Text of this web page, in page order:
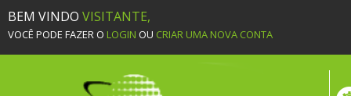
BEM VINDO VISITANTE,
VOCÊ PODE FAZER O LOGIN OU CRIAR UMA NOVA CONTA